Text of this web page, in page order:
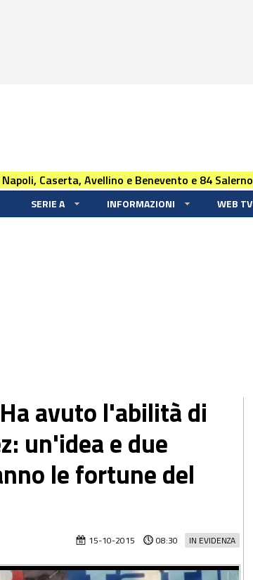
Caserta, Avellino e Benevento e 84 Salerno
SERIE A INFORMAZIONI WEB TV
avuto l'abilità di
un'idea e due
le fortune del
IN EVIDENZA
15-10-2015 08:30